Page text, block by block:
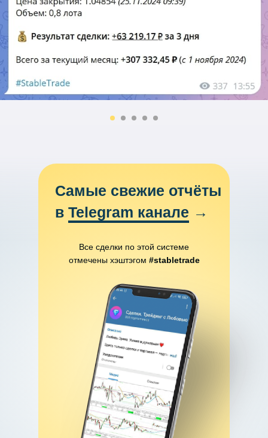
Самые свежие отчёты
в Telegram канале →
Все сделки по этой системе
отмечены хэштэгом #stabletrade